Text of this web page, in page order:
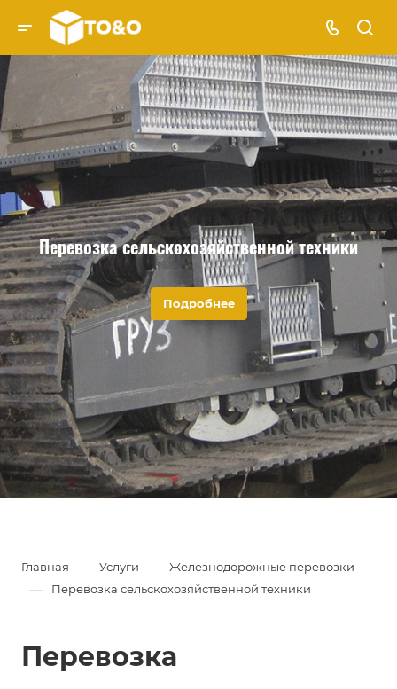
Перевозка сельскохозяйственной техники
Подробнее
Главная — Услуги — Железнодорожные перевозки
— Перевозка сельскохозяйственной техники
Перевозка